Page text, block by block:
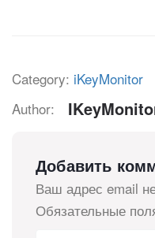
Category: iKeyMonitor
Author:
Добавить
Ваш адрес email
Обязательные